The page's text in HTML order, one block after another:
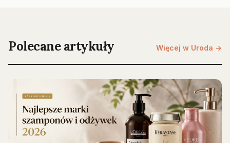
Polecane artykuły Więcej w Uroda →